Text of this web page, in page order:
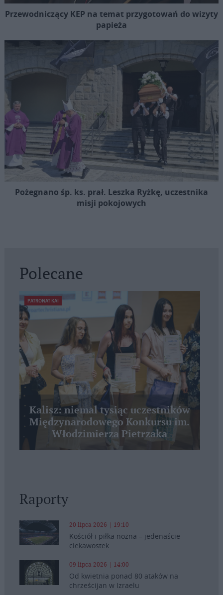
Przewodniczący KEP na temat przygotowań do wizyty
papieża
Pożegnano śp. ks. prał. Leszka Ryżkę, uczestnika
misji pokojowych
Polecane
PATRONAT KAI
Kalisz: niemal tysiąc uczestników
Międzynarodowego Konkursu im.
Włodzimierza Pietrzaka
Raporty
20 lipca 2026 | 19:10
Kościół i piłka nożna – jedenaście
ciekawostek
09 lipca 2026 | 14:00
Od kwietnia ponad 80 ataków na
chrześcijan w Izraelu